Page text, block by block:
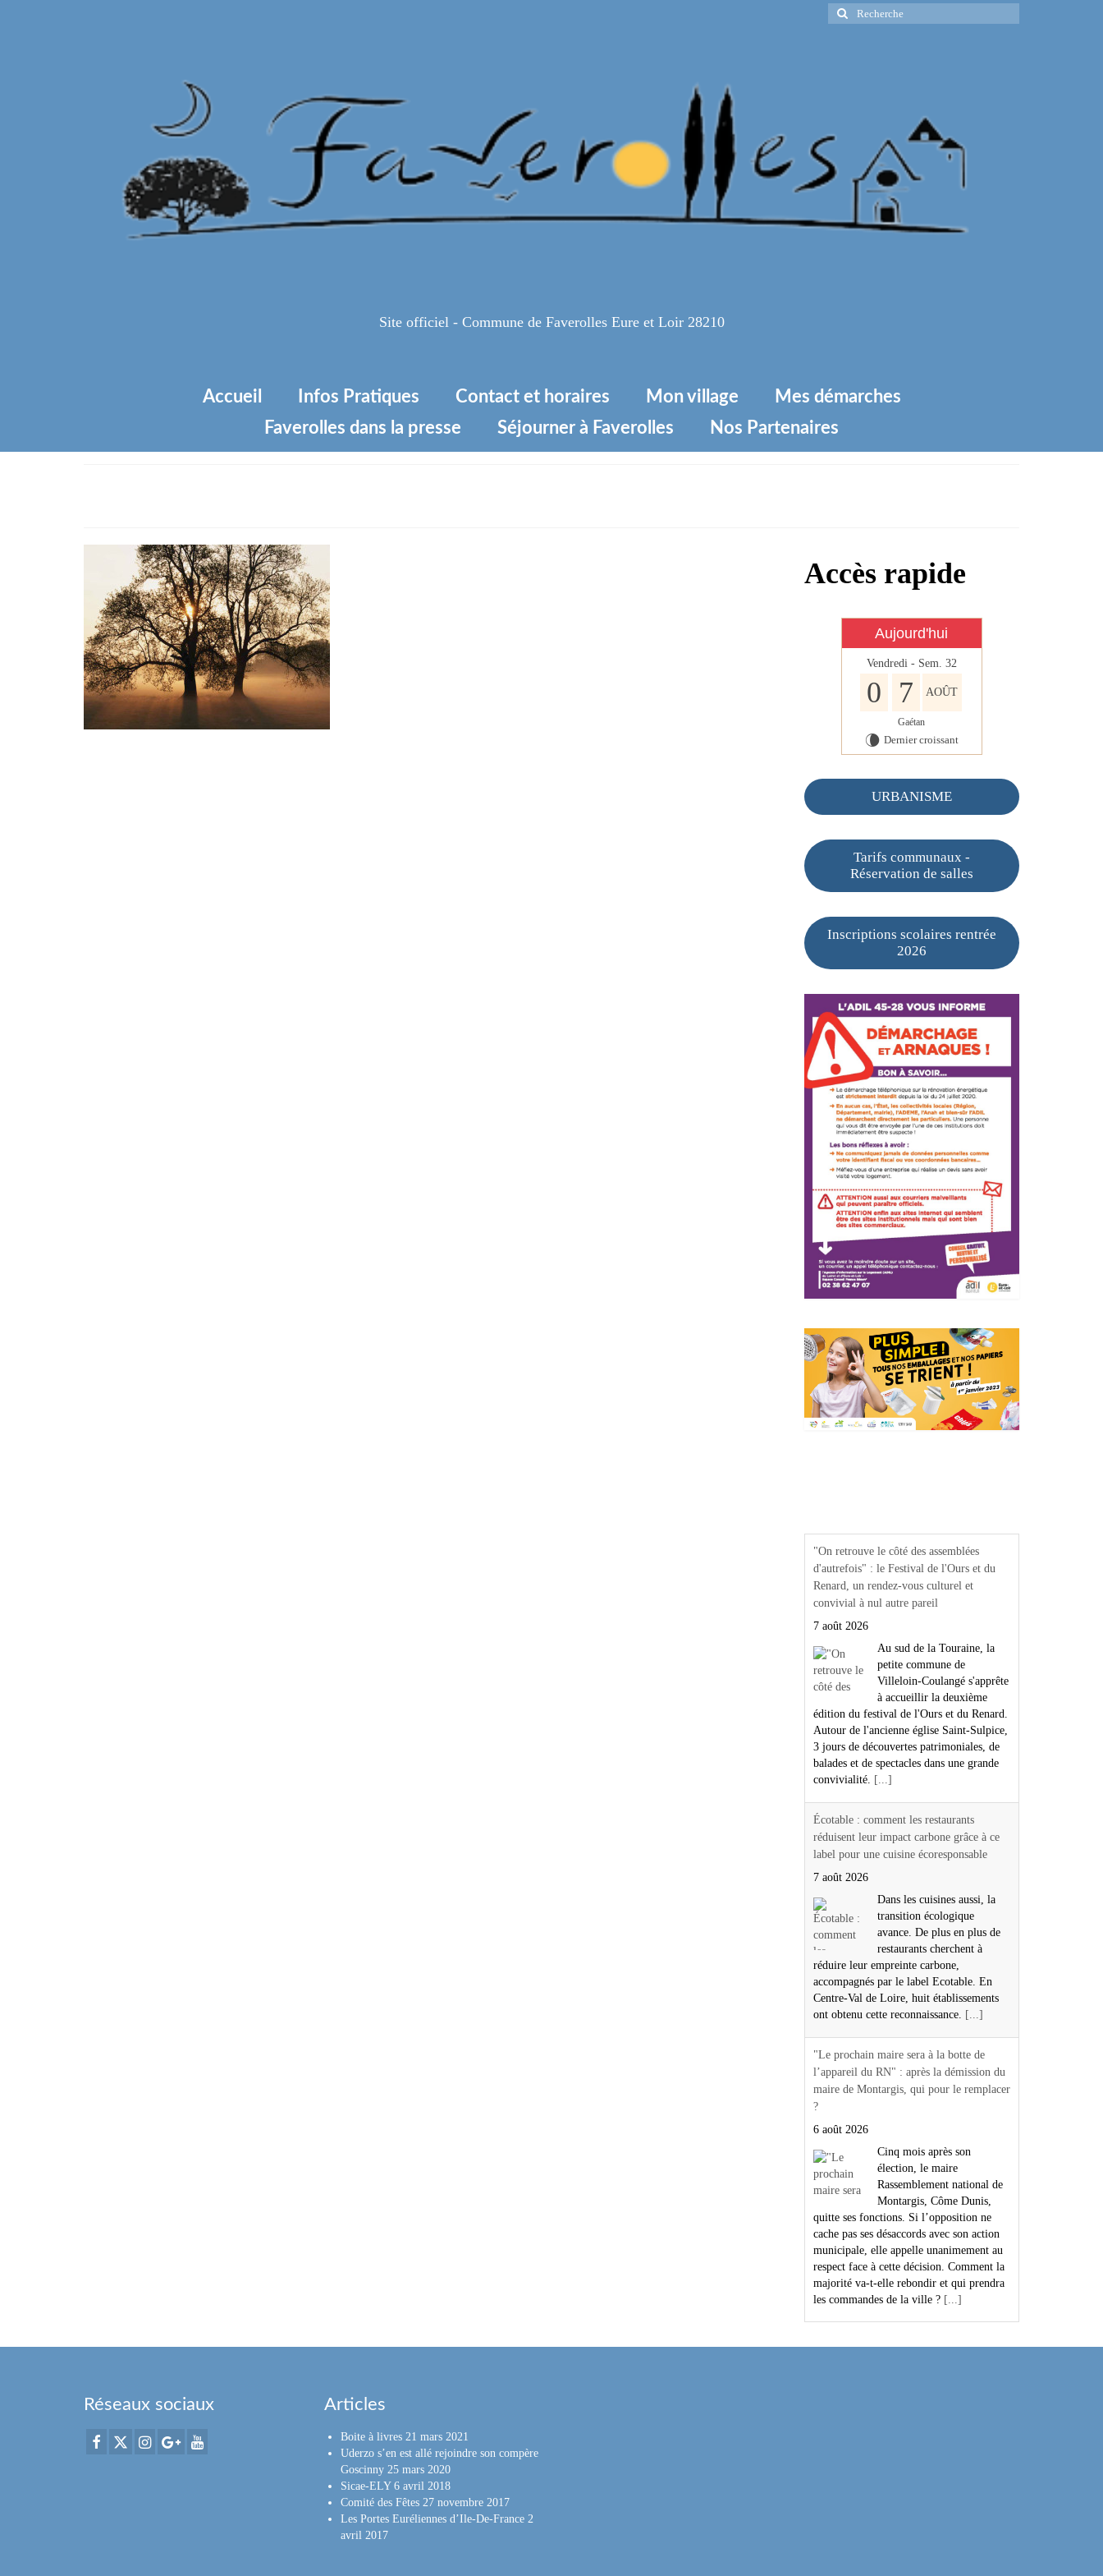
Rechercher
:
Site officiel - Commune de Faverolles Eure et Loir 28210
Accueil Infos Pratiques Contact et horaires Mon village
Mes démarches
Faverolles dans la presse
Séjourner à Faverolles Nos Partenaires
Accès rapide
Aujourd'hui
Vendredi - Sem. 32
0 7 AOÛT
Gaétan
V Dernier croissant
URBANISME
Tarifs communaux -
Réservation de salles
Inscriptions scolaires rentrée
2026
"On retrouve le côté des assemblées
d'autrefois" : le Festival de l'Ours et du
Renard, un rendez-vous culturel et
convivial à nul autre pareil
7 août 2026
Au sud de la Touraine, la
petite commune de
Villeloin-Coulangé s'apprête
à accueillir la deuxième
édition du festival de l'Ours et du Renard.
Autour de l'ancienne église Saint-Sulpice,
3 jours de découvertes patrimoniales, de
balades et de spectacles dans une grande
convivialité.
[...]
Écotable : comment les restaurants
réduisent leur impact carbone grâce à ce
label pour une cuisine écoresponsable
7 août 2026
Dans les cuisines aussi, la
transition écologique
avance. De plus en plus de
restaurants cherchent à
réduire leur empreinte carbone,
accompagnés par le label Ecotable. En
Centre-Val de Loire, huit établissements
ont obtenu cette reconnaissance.
[...]
"Le prochain maire sera à la botte de
l’appareil du RN" : après la démission du
maire de Montargis, qui pour le remplacer
?
6 août 2026
Cinq mois après son
élection, le maire
Rassemblement national de
Montargis, Côme Dunis,
quitte ses fonctions. Si l’opposition ne
cache pas ses désaccords avec son action
municipale, elle appelle unanimement au
respect face à cette décision. Comment la
majorité va-t-elle rebondir et qui prendra
les commandes de la ville ? [...]
Réseaux sociaux Articles
Boite à livres 21 mars 2021
Uderzo s’en est allé rejoindre son compère
Goscinny 25 mars 2020
Sicae-ELY 6 avril 2018
Comité des Fêtes 27 novembre 2017
Les Portes Euréliennes d’Ile-De-France 2
avril 2017